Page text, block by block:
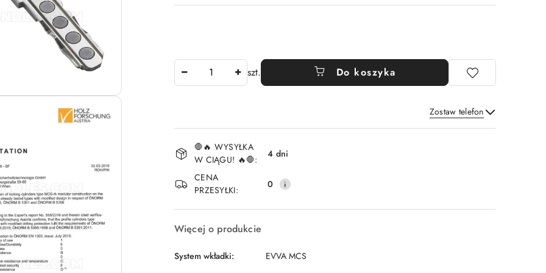
szt. Do koszyka
Zostaw telefon
Wyślij
Dostępność
i
dostawa
🛑🔥 WYSYŁKA
W CIĄGU! 🔥🛑:
4 dni
CENA
PRZESYŁKI:
0
Więcej o produkcie
System wkładki:
EVVA MCS